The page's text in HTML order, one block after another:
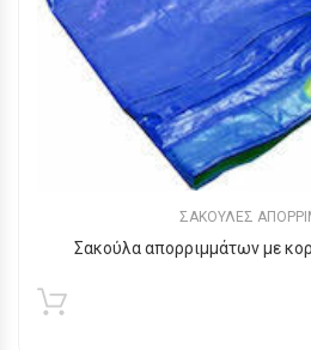
ΣΑΚΟΥΛΕΣ
Σακούλα απορριμμάτων με